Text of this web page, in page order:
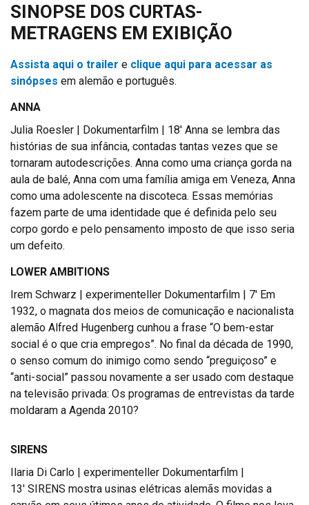
SINOPSE DOS CURTAS-
METRAGENS EM EXIBIÇÃO
Assista aqui o trailer e clique aqui para acessar as
sinópses em alemão e português.
ANNA
Julia Roesler | Dokumentarfilm | 18′ Anna se lembra das
histórias de sua infância, contadas tantas vezes que se
tornaram autodescrições. Anna como uma criança gorda na
aula de balé, Anna com uma família amiga em Veneza, Anna
como uma adolescente na discoteca. Essas memórias
fazem parte de uma identidade que é definida pelo seu
corpo gordo e pelo pensamento imposto de que isso seria
um defeito.
LOWER AMBITIONS
Irem Schwarz | experimenteller Dokumentarfilm | 7′ Em
1932, o magnata dos meios de comunicação e nacionalista
alemão Alfred Hugenberg cunhou a frase “O bem-estar
social é o que cria empregos”. No final da década de 1990,
o senso comum do inimigo como sendo “preguiçoso” e
“anti-social” passou novamente a ser usado com destaque
na televisão privada: Os programas de entrevistas da tarde
moldaram a Agenda 2010?
SIRENS
Ilaria Di Carlo | experimenteller Dokumentarfilm |
13′ SIRENS mostra usinas elétricas alemãs movidas a